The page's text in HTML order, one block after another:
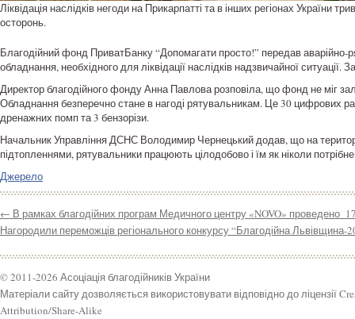
Ліквідація наслідків негоди на Прикарпатті та в інших регіонах України
осторонь.
Благодійний фонд ПриватБанку “Допомагати просто!” передав аварійно-
обладнання, необхідного для ліквідації наслідків надзвичайної
Директор благодійного фонду Анна Павлова розповіла, що фонд не міг
Обладнання безперечно стане в нагоді рятувальникам. Це 30 цифрових
дренажних помп та 3 бензорізи.
Начальник Управління ДСНС Володимир Чернецький додав, що на території
підтопленнями, рятувальники працюють цілодобово і їм як ніколи
Джерело
← В рамках благодійних програм Медичного центру «NOVO» проведено
Нагородили переможців регіонального конкурсу “Благодійна Львівщина-
© 2011-2026 Асоціація благодійників України
Матеріали сайту дозволяється використовувати відповідно до ліцензії
Attribution/Share-Alike